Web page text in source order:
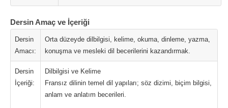
Dersin Amaç ve İçeriği
Dersin
Amacı:
Orta düzeyde dilbilgisi, kelime, okuma, dinleme, yazma,
konuşma ve mesleki dil becerilerini kazandırmak.
Dersin
İçeriği:
Dilbilgisi ve Kelime
Fransız dilinin temel dil yapıları; söz dizimi, biçim bilgisi,
anlam ve anlatım becerileri.